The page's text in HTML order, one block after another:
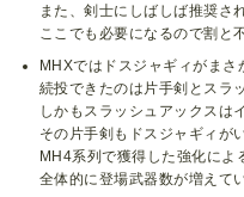
また、剣士にしばしば推奨さ
ここでも必要になるので割と
MHXではドスジャギィがまさ
続投できたのは片手剣とスラ
しかもスラッシュアックスは
その片手剣もドスジャギィが
MH4系列で獲得した強化によ
全体的に登場武器数が増えて